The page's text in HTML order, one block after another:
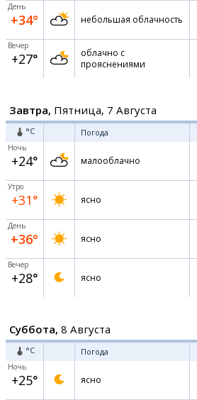
День
+34° небольшая облачность
Вечер
+27°
облачно с
прояснениями
Завтра, Пятница, 7 Августа
°C Погода
Ночь
+24° малооблачно
Утро
+31° ясно
День
+36° ясно
Вечер
+28° ясно
Суббота, 8 Августа
°C Погода
Ночь
+25° ясно